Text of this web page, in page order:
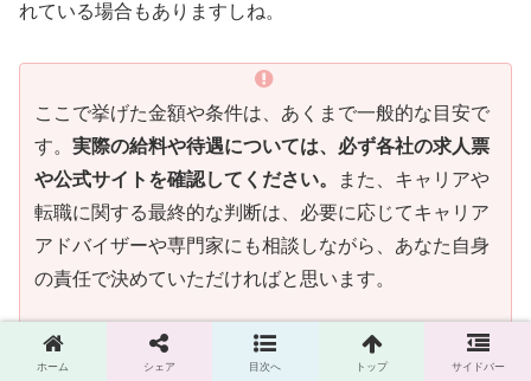
れている場合もありますしね。
ここで挙げた金額や条件は、あくまで一般的な目安で
す。 実際の給料や待遇については、必ず各社の求人票
や公式サイトを確認してください。
また、キャリアや
転職に関する最終的な判断は、必要に応じてキャリア
アドバイザーや専門家にも相談しながら、あなた自身
の責任で決めていただければと思います。
ホーム シェア 目次へ トップ サイドバー